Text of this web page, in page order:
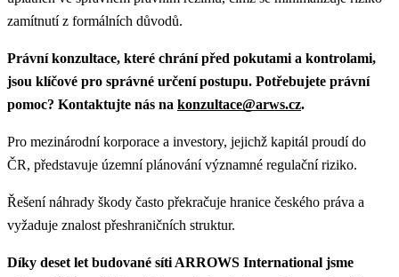
zamítnutí z formálních důvodů.
Právní konzultace, které chrání před pokutami a kontrolami,
jsou klíčové pro správné určení postupu. Potřebujete právní
pomoc? Kontaktujte nás na konzultace@arws.cz.
Pro mezinárodní korporace a investory, jejichž kapitál proudí do
ČR, představuje územní plánování významné regulační riziko.
Řešení náhrady škody často překračuje hranice českého práva a
vyžaduje znalost přeshraničních struktur.
Díky deset let budované síti ARROWS International jsme